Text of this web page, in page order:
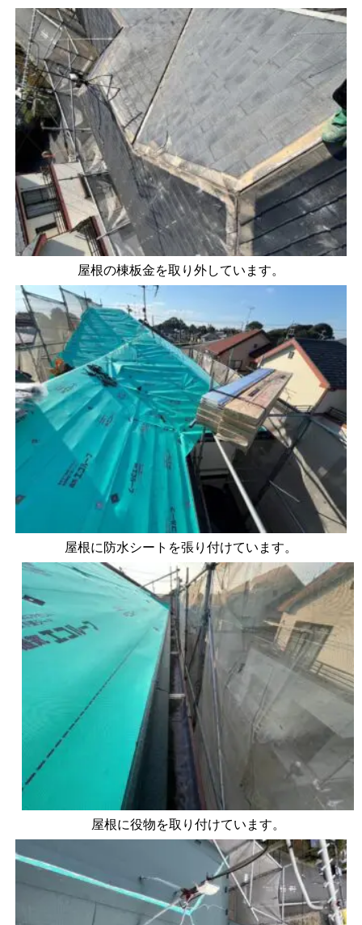
屋根の棟板金を取り外しています。
屋根に防水シートを張り付けています。
屋根に役物を取り付けています。